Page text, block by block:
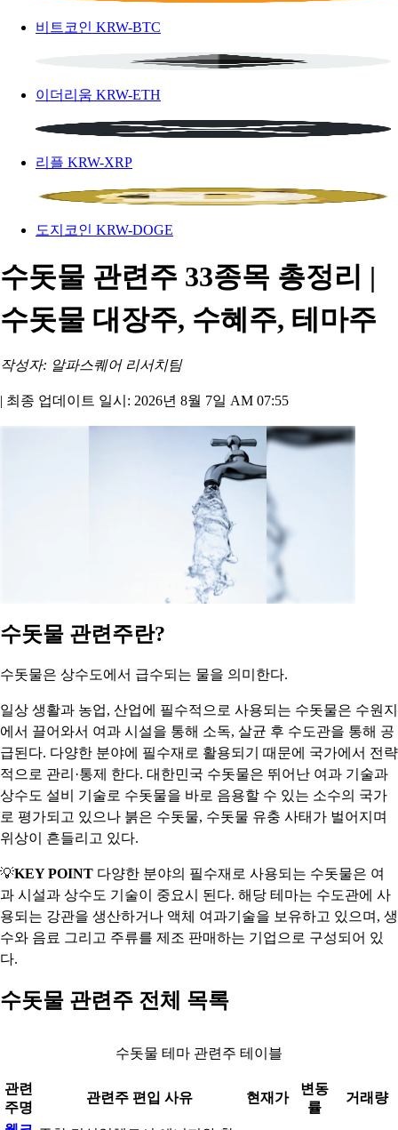
비트코인 KRW-BTC
이더리움 KRW-ETH
리플 KRW-XRP
도지코인 KRW-DOGE
수돗물 관련주 33종목 총정리 |
수돗물 대장주, 수혜주, 테마주
작성자: 알파스퀘어 리서치팀
| 최종 업데이트 일시: 2026년 8월 7일 AM 07:55
수돗물 관련주란?
수돗물은 상수도에서 급수되는 물을 의미한다.
일상 생활과 농업, 산업에 필수적으로 사용되는 수돗물은 수원지
에서 끌어와서 여과 시설을 통해 소독, 살균 후 수도관을 통해 공
급된다. 다양한 분야에 필수재로 활용되기 때문에 국가에서 전략
적으로 관리·통제 한다. 대한민국 수돗물은 뛰어난 여과 기술과
상수도 설비 기술로 수돗물을 바로 음용할 수 있는 소수의 국가
로 평가되고 있으나 붉은 수돗물, 수돗물 유충 사태가 벌어지며
위상이 흔들리고 있다.
💡KEY POINT 다양한 분야의 필수재로 사용되는 수돗물은 여
과 시설과 상수도 기술이 중요시 된다. 해당 테마는 수도관에 사
용되는 강관을 생산하거나 액체 여과기술을 보유하고 있으며, 생
수와 음료 그리고 주류를 제조 판매하는 기업으로 구성되어 있
다.
수돗물 관련주 전체 목록
수돗물 테마 관련주 테이블
관련
주명
관련주 편입 사유 현재가
변동
률
거래량